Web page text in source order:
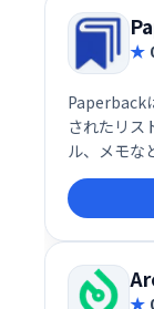
Paperback
されたリス
ル、メモな
的に管理
要な情報を